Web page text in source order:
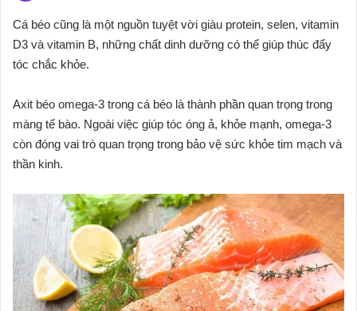
Cá béo cũng là một nguồn tuyệt vời giàu protein, selen, vitamin
D3 và vitamin B, những chất dinh dưỡng có thể giúp thúc đẩy
tóc chắc khỏe.
Axit béo omega-3 trong cá béo là thành phần quan trọng trong
màng tế bào. Ngoài việc giúp tóc óng ả, khỏe mạnh, omega-3
còn đóng vai trò quan trọng trong bảo vệ sức khỏe tim mạch và
thần kinh.